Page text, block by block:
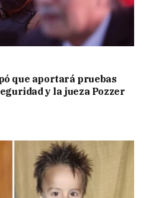
que aportará pruebas
y la jueza Pozzer